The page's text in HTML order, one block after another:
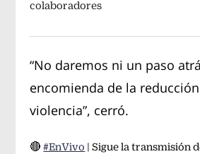
colaboradores
“No daremos ni un paso
encomienda de la
violencia”, cerró.
🔴#EnVivo | Sigue la transmisión